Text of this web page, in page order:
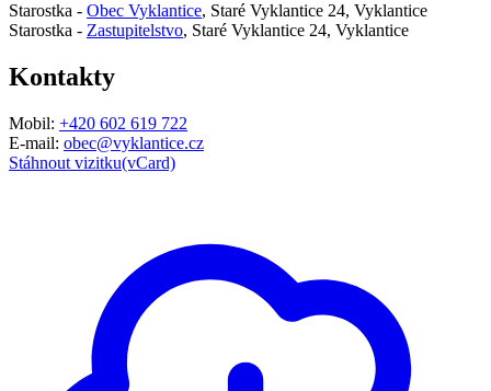
Starostka - Obec Vyklantice, Staré Vyklantice 24, Vyklantice
Starostka - Zastupitelstvo, Staré Vyklantice 24, Vyklantice
Kontakty
Mobil: +420 602 619 722
E-mail: obec@vyklantice.cz
Stáhnout vizitku(vCard)